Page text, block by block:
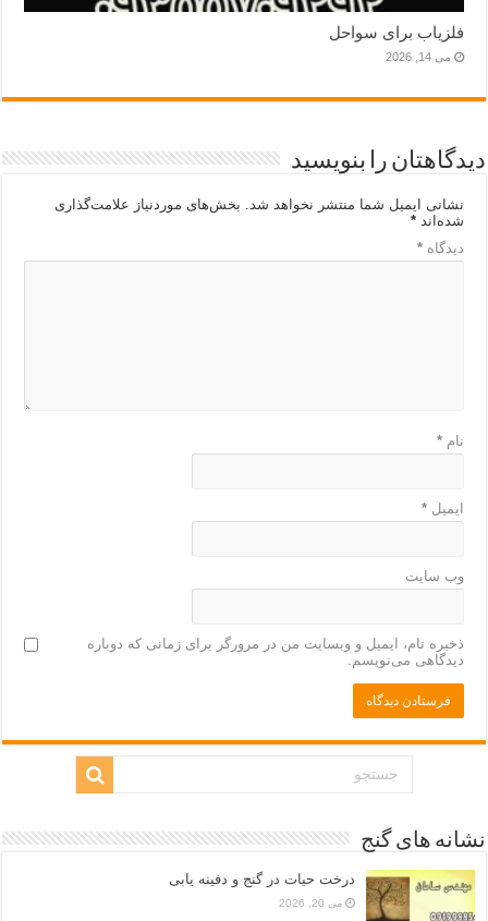
فلزیاب برای سواحل
می 14, 2026
دیدگاهتان را بنویسید
نشانی ایمیل شما منتشر نخواهد شد.
بخش‌های موردنیاز علامت‌گذاری
شده‌اند*
دیدگاه*
نام*
ایمیل*
وب‌ سایت
ذخیره نام، ایمیل و وبسایت من در مرورگر برای زمانی که دوباره
دیدگاهی می‌نویسم.
نشانه های گنج
درخت حیات در گنج و دفینه یابی
می 20, 2026